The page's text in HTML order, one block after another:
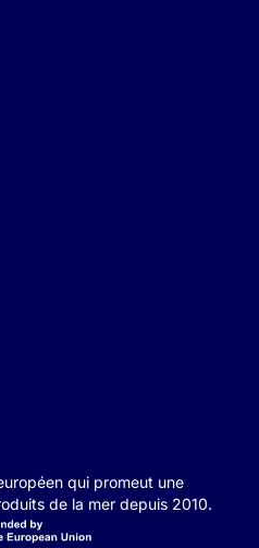
qui promeut une
de la mer depuis 2010.